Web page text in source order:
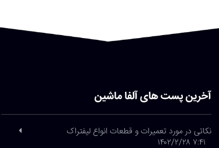
آخرین پست های آلفا ماشین
نکاتی در مورد تعمیرات و قطعات انواع لیفتراک
۷:۴۱ ۱۴۰۲/۲/۲۸